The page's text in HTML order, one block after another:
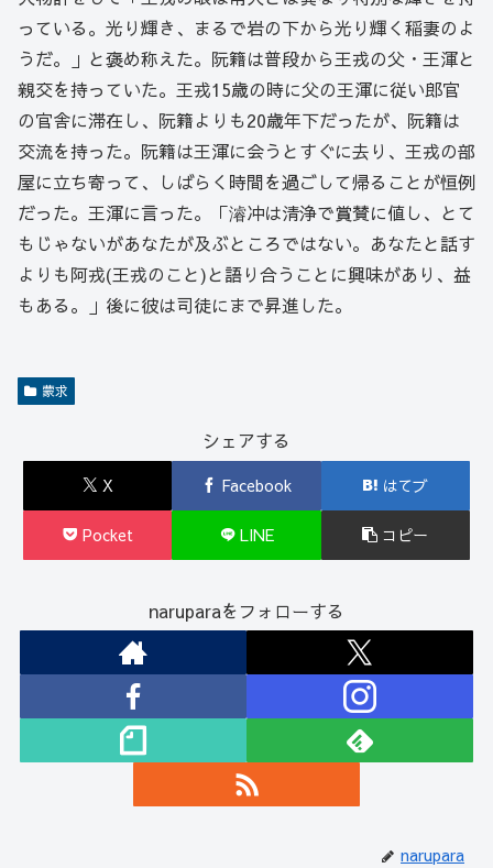
っている。光り輝き、まるで岩の下から光り輝く稲妻のよ
うだ。」と褒め称えた。阮籍は普段から王戎の父・王渾と
親交を持っていた。王戎15歳の時に父の王渾に従い郎官
の官舎に滞在し、阮籍よりも20歳年下だったが、阮籍は
交流を持った。阮籍は王渾に会うとすぐに去り、王戎の部
屋に立ち寄って、しばらく時間を過ごして帰ることが恒例
だった。王渾に言った。「濬冲は清浄で賞賛に値し、とて
もじゃないがあなたが及ぶところではない。あなたと話す
よりも阿戎(王戎のこと)と語り合うことに興味があり、益
もある。」後に彼は司徒にまで昇進した。
蒙求
シェアする
X Facebook はてブ
Pocket LINE コピー
naruparaをフォローする
narupara